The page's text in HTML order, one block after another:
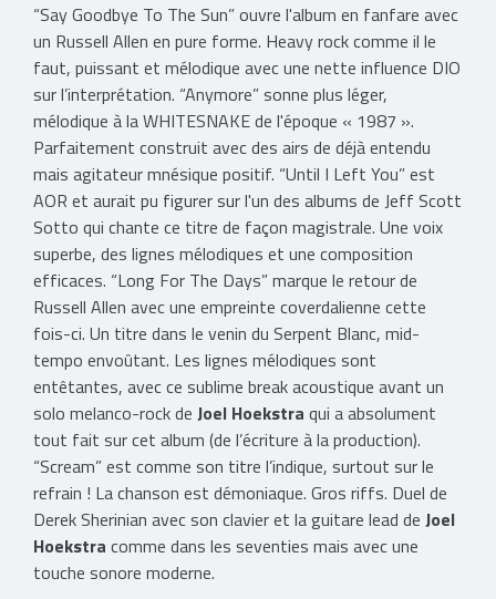
“Say Goodbye To The Sun” ouvre l'album en fanfare avec
un Russell Allen en pure forme. Heavy rock comme il le
faut, puissant et mélodique avec une nette influence DIO
sur l’interprétation. “Anymore” sonne plus léger,
mélodique à la WHITESNAKE de l'époque « 1987 ».
Parfaitement construit avec des airs de déjà entendu
mais agitateur mnésique positif. “Until I Left You” est
AOR et aurait pu figurer sur l'un des albums de Jeff Scott
Sotto qui chante ce titre de façon magistrale. Une voix
superbe, des lignes mélodiques et une composition
efficaces. “Long For The Days” marque le retour de
Russell Allen avec une empreinte coverdalienne cette
fois-ci. Un titre dans le venin du Serpent Blanc, mid-
tempo envoûtant. Les lignes mélodiques sont
entêtantes, avec ce sublime break acoustique avant un
solo melanco-rock de Joel Hoekstra qui a absolument
tout fait sur cet album (de l’écriture à la production).
“Scream” est comme son titre l’indique, surtout sur le
refrain ! La chanson est démoniaque. Gros riffs. Duel de
Derek Sherinian avec son clavier et la guitare lead de Joel
Hoekstra comme dans les seventies mais avec une
touche sonore moderne.